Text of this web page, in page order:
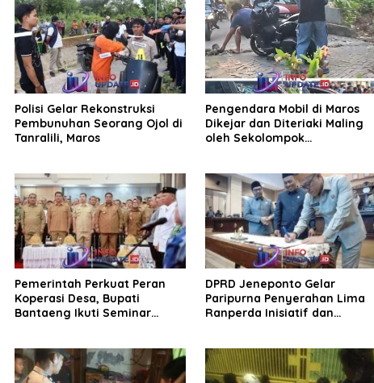
Polisi Gelar Rekonstruksi
Pembunuhan Seorang Ojol di
Tanralili, Maros
Pengendara Mobil di Maros
Dikejar dan Diteriaki Maling
oleh Sekolompok
Pemerintah Perkuat Peran
Koperasi Desa, Bupati
Bantaeng Ikuti Seminar
DPRD Jeneponto Gelar
Paripurna Penyerahan Lima
Ranperda Inisiatif dan
2025